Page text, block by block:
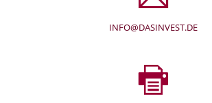
INFO@DASINVEST.DE